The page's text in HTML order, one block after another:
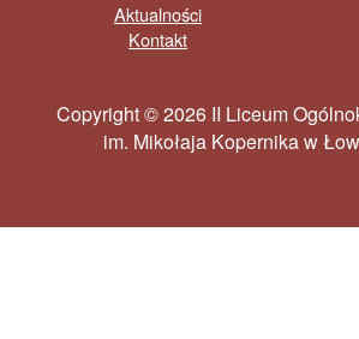
Aktualności
Kontakt
Copyright © 2026 II Liceum
im. Mikołaja Kopernika w